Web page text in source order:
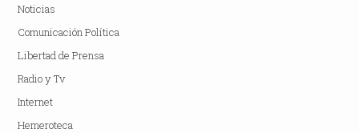
Noticias
Comunicación Política
Libertad de Prensa
Radio y Tv
Internet
Hemeroteca